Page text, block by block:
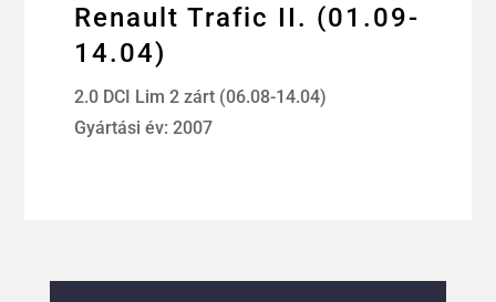
Renault Trafic II. (01.09-
14.04)
2.0 DCI Lim 2 zárt (06.08-14.04)
Gyártási év: 2007